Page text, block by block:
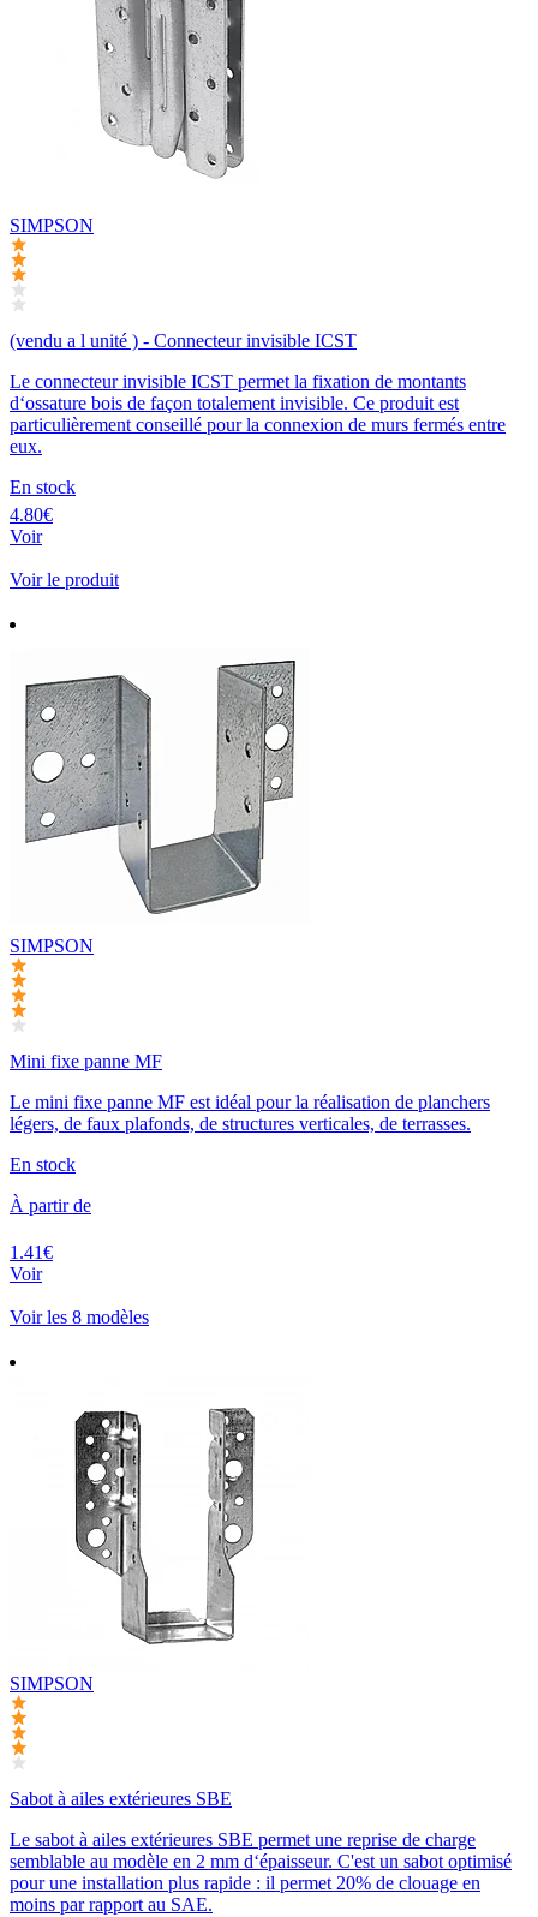
SIMPSON
(vendu a l unité ) - Connecteur invisible ICST
Le connecteur invisible ICST permet la fixation de montants
d‘ossature bois de façon totalement invisible. Ce produit est
particulièrement conseillé pour la connexion de murs fermés entre
eux.
En stock
4.80€
Voir
Voir le produit
SIMPSON
Mini fixe panne MF
Le mini fixe panne MF est idéal pour la réalisation de planchers
légers, de faux plafonds, de structures verticales, de terrasses.
En stock
À partir de
1.41€
Voir
Voir les 8 modèles
SIMPSON
Sabot à ailes extérieures SBE
Le sabot à ailes extérieures SBE permet une reprise de charge
semblable au modèle en 2 mm d‘épaisseur. C'est un sabot optimisé
pour une installation plus rapide : il permet 20% de clouage en
moins par rapport au SAE.